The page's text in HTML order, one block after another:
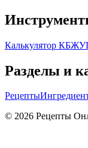
Калькулятор КБЖУ
Разделы и
Рецепты
© 2026 Рецепты